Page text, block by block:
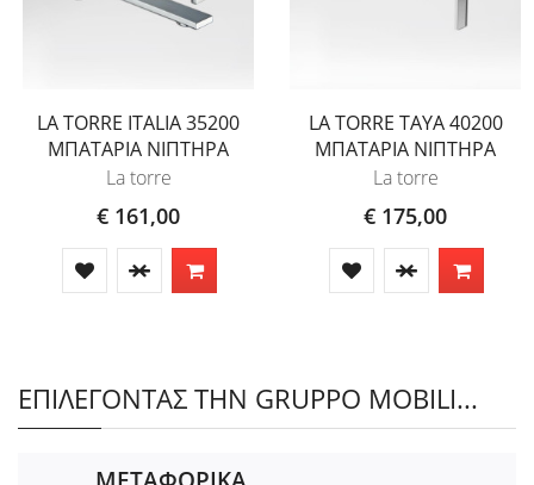
LA TORRE ITALIA 35200
ΜΠΑΤΑΡΙΑ ΝΙΠΤΗΡΑ
La torre
€ 161,00
LA TORRE TAYA 40200
ΜΠΑΤΑΡΙΑ ΝΙΠΤΗΡΑ
La torre
€ 175,00
ΕΠΙΛΕΓΟΝΤΑΣ ΤΗΝ GRUPPO MOBILI...